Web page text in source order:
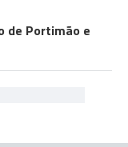
de Portimão e